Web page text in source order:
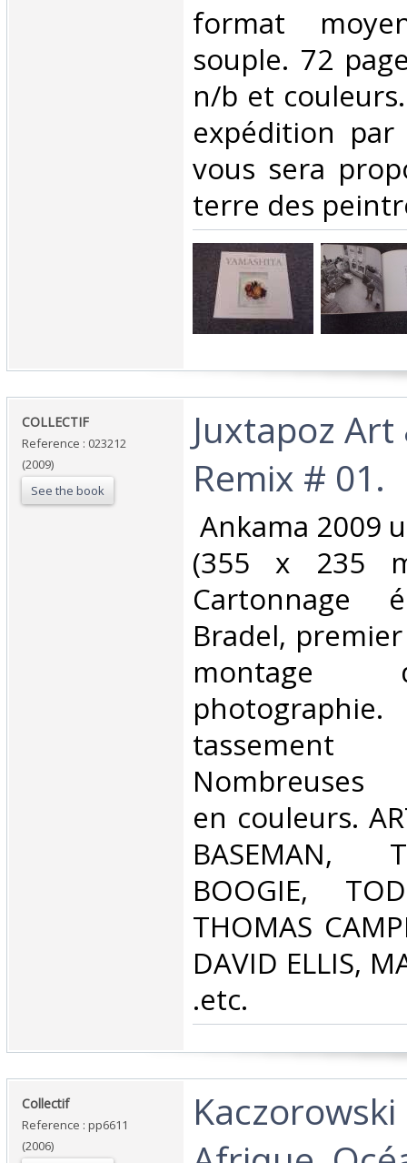
‎format
souple. 72
n/b et
expédition par
vous sera
terre des
‎COLLECTIF‎
Reference : 023212
(2009)
See the book
‎Juxtapoz
Remix # 01. ‎
Ankama 2009
(355 x 235
Bradel,
montage
Nombreuses
en couleurs.
BASEMAN,
BOOGIE,
THOMAS
DAVID ELLIS,
.etc.‎
‎Collectif‎
Reference : pp6611
(2006)